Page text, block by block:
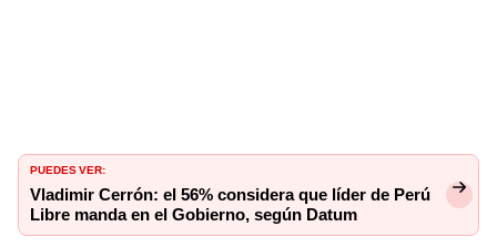
PUEDES VER:
Vladimir Cerrón: el 56% considera que líder de Perú
Libre manda en el Gobierno, según Datum